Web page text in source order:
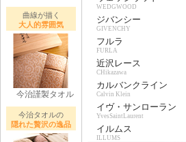
曲線が描く
大人的雰囲気
今治謹製タオル
今治タオルの
隠れた贅沢の逸品
WEDGWOOD
ジバンシー
GIVENCHY
フルラ
FURLA
近沢レース
CHikazawa
カルバンクライン
Calvin Klein
イヴ・サンローラン
YvesSaintLaurent
イルムス
ILLUMS